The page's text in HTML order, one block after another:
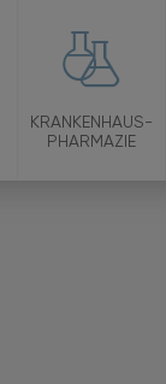
KRANKENHAUS-
PHARMAZIE